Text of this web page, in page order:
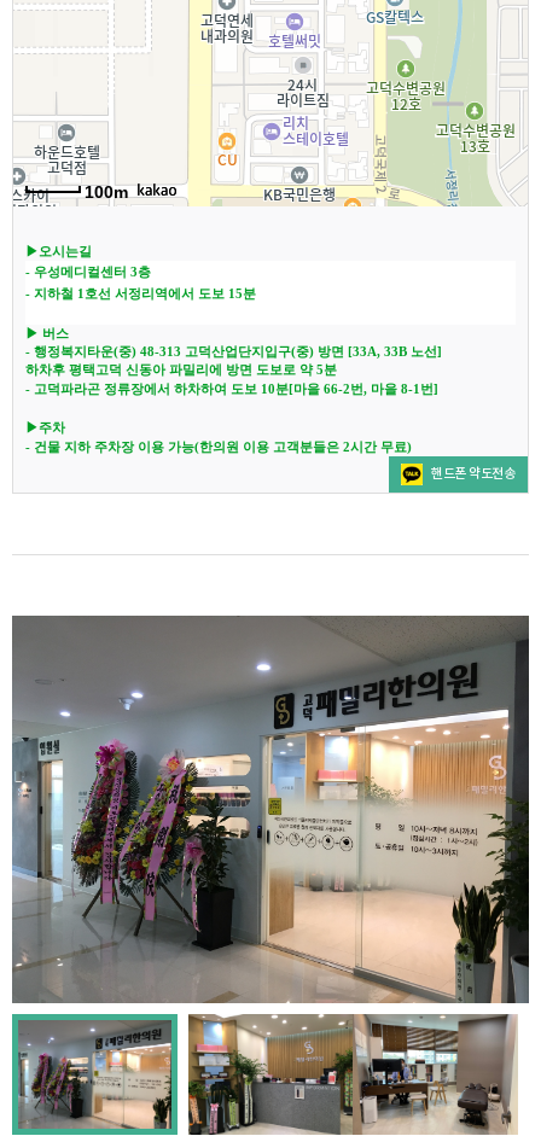
100m
▶오시는길
- 우성메디컬센터 3층
- 지하철 1호선 서정리역에서 도보 15분
▶ 버스
- 행정복지타운(중) 48-313 고덕산업단지입구(중) 방면 [33A, 33B 노선]
하차후 평택고덕 신동아 파밀리에 방면 도보로 약 5분
- 고덕파라곤 정류장에서 하차하여 도보 10분[마을 66-2번, 마을 8-1번]
▶주차
- 건물 지하 주차장 이용 가능(한의원 이용 고객분들은 2시간 무료)
핸드폰 약도전송